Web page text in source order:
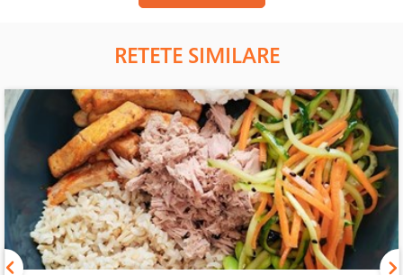
RETETE SIMILARE